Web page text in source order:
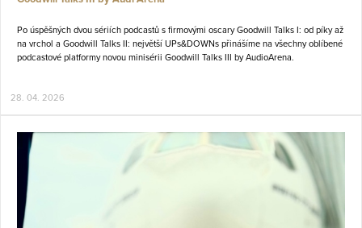
Po úspěšných dvou sériích podcastů s firmovými oscaryGoodwill Talks I: od píky až
na vrchol a Goodwill Talks II: největší UPs&DOWNs přinášíme na všechny oblíbené
podcastové platformynovou minisérii Goodwill Talks III by AudioArena.
28. 04. 2026